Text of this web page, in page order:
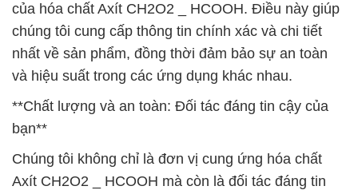
của hóa chất Axít CH2O2 _ HCOOH. Điều này giúp
chúng tôi cung cấp thông tin chính xác và chi tiết
nhất về sản phẩm, đồng thời đảm bảo sự an toàn
và hiệu suất trong các ứng dụng khác nhau.
**Chất lượng và an toàn: Đối tác đáng tin cậy của
bạn**
Chúng tôi không chỉ là đơn vị cung ứng hóa chất
Axít CH2O2 _ HCOOH mà còn là đối tác đáng tin